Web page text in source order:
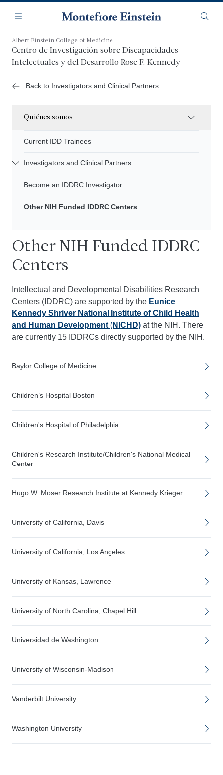
contenido
principal
Navegación
Menú
Albert Einstein College of Medicine
Centro de Investigación sobre Discapacidades
Intelectuales y del Desarrollo Rose F. Kennedy
Back to Investigators and Clinical Partners
Quiénes somos
Current IDD Trainees
Investigators and Clinical Partners
Become an IDDRC Investigator
Other NIH Funded IDDRC Centers
Other NIH Funded IDDRC
Centers
ntellectual and Developmental Disabilities Research
Centers (IDDRC) are supported by the Eunice
Kennedy Shriver National Institute of Child Health
and Human Development (NICHD) at the NIH. There
are currently 15 IDDRCs directly supported by the NIH.
Baylor College of Medicine
Children’s Hospital Boston
Children's Hospital of Philadelphia
Children's Research Institute/Children's National Medical
Center
Hugo W. Moser Research Institute at Kennedy Krieger
University of California, Davis
University of California, Los Angeles
University of Kansas, Lawrence
University of North Carolina, Chapel Hill
Universidad de Washington
University of Wisconsin-Madison
Vanderbilt University
Washington University